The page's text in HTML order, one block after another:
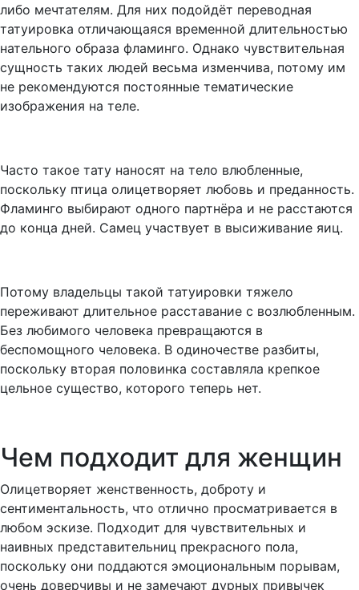
либо мечтателям. Для них подойдёт переводная
татуировка отличающаяся временной длительностью
нательного образа фламинго. Однако чувствительная
сущность таких людей весьма изменчива, потому им
не рекомендуются постоянные тематические
изображения на теле.
Часто такое тату наносят на тело влюбленные,
поскольку птица олицетворяет любовь и преданность.
Фламинго выбирают одного партнёра и не расстаются
до конца дней. Самец участвует в высиживание яиц.
Потому владельцы такой татуировки тяжело
переживают длительное расставание с возлюбленным.
Без любимого человека превращаются в
беспомощного человека. В одиночестве разбиты,
поскольку вторая половинка составляла крепкое
цельное существо, которого теперь нет.
Чем подходит для женщин
Олицетворяет женственность, доброту и
сентиментальность, что отлично просматривается в
любом эскизе. Подходит для чувствительных и
наивных представительниц прекрасного пола,
поскольку они поддаются эмоциональным порывам,
очень доверчивы и не замечают дурных привычек